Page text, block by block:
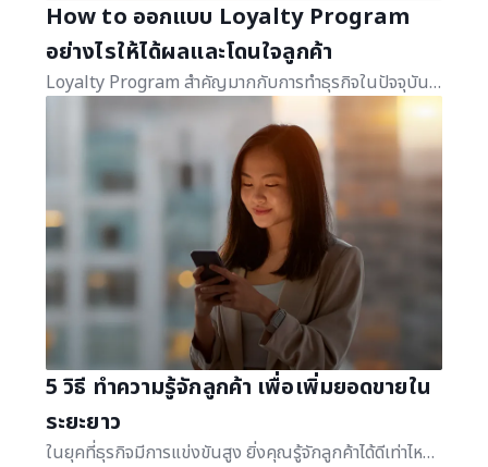
How to ออกแบบ Loyalty Program
อย่างไรให้ได้ผลและโดนใจลูกค้า
Loyalty Program สำคัญมากกับการทำธุรกิจในปัจจุบัน วันนี้เราจะขอแนะนำวิธีการออกแบบระบบ ให้ได้ผลและโดนใจลูกค้าได้จริง
5 วิธี ทำความรู้จักลูกค้า เพื่อเพิ่มยอดขายใน
ระยะยาว
ในยุคที่ธุรกิจมีการแข่งขันสูง ยิ่งคุณรู้จักลูกค้าได้ดีเท่าไหร่ ยิ่งช่วยให้ธุรกิจของคุณเข้าถึงลูกค้าได้ง่ายขึ้น ซึ่งส่งผลดีต่อยอดขายในระยะยาว